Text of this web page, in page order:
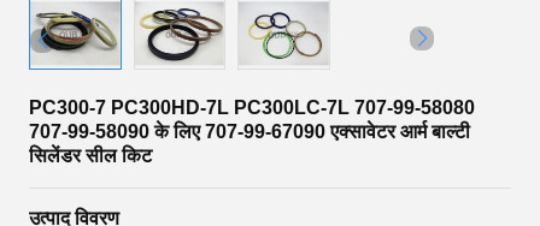
PC300-7 PC300HD-7L PC300LC-7L 707-99-58080
707-99-58090 के लिए 707-99-67090 एक्सावेटर आर्म बाल्टी
सिलेंडर सील किट
उत्पाद विवरण